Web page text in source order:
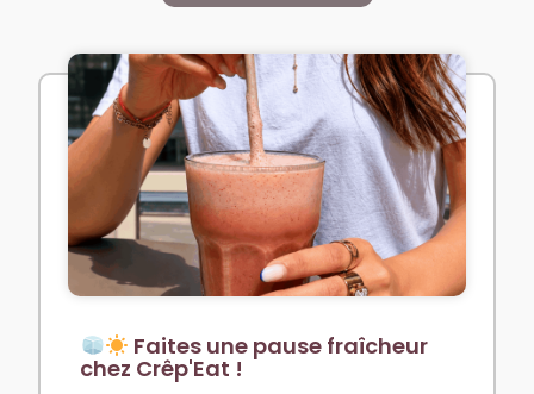
Faites une pause fraîcheur
chez Crêp'Eat !